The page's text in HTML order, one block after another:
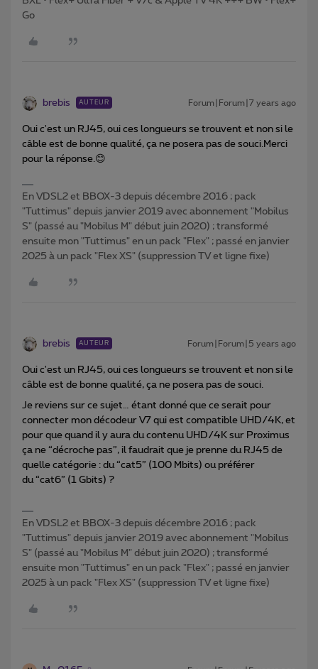
Go
brebis AUTEUR Forum|Forum|7 years ago
Oui c'est un RJ45, oui ces longueurs se trouvent et non si le
câble est de bonne qualité, ça ne posera pas de souci. Merci
pour la réponse.😊
En VDSL2 et BBOX-3 depuis décembre 2016 ; pack
"Tuttimus" depuis janvier 2019 avec abonnement "Mobilus
S" (passé au "Mobilus M" début juin 2020) ; transformé
ensuite mon "Tuttimus" en un pack "Flex" ; passé en janvier
2025 à un pack "Flex XS" (suppression TV et ligne fixe)
brebis AUTEUR Forum|Forum|5 years ago
Oui c'est un RJ45, oui ces longueurs se trouvent et non si le
câble est de bonne qualité, ça ne posera pas de souci.
Je reviens sur ce sujet… étant donné que ce serait pour
connecter mon décodeur V7 qui est compatible UHD/4K, et
pour que quand il y aura du contenu UHD/4K sur Proximus
ça ne “décroche pas”, il faudrait que je prenne du RJ45 de
quelle catégorie : du “cat5” (100 Mbits) ou préférer
du “cat6” (1 Gbits) ?
En VDSL2 et BBOX-3 depuis décembre 2016 ; pack
"Tuttimus" depuis janvier 2019 avec abonnement "Mobilus
S" (passé au "Mobilus M" début juin 2020) ; transformé
ensuite mon "Tuttimus" en un pack "Flex" ; passé en janvier
2025 à un pack "Flex XS" (suppression TV et ligne fixe)